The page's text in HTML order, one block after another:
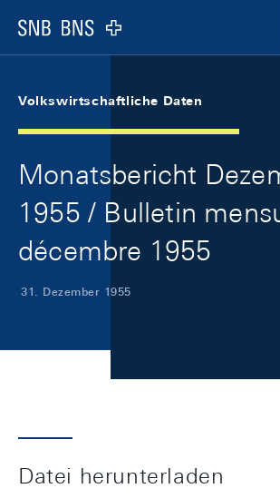
Logo
Volkswirtschaftliche Daten
Monatsbericht
1955 / Bulletin
décembre 1955
31. Dezember 1955
Datei herunterladen